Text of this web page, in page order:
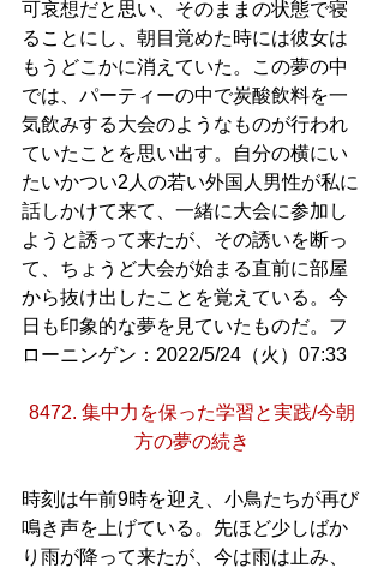
可哀想だと思い、そのままの状態で寝
ることにし、朝目覚めた時には彼女は
もうどこかに消えていた。この夢の中
では、パーティーの中で炭酸飲料を一
気飲みする大会のようなものが行われ
ていたことを思い出す。自分の横にい
たいかつい2人の若い外国人男性が私に
話しかけて来て、一緒に大会に参加し
ようと誘って来たが、その誘いを断っ
て、ちょうど大会が始まる直前に部屋
から抜け出したことを覚えている。今
日も印象的な夢を見ていたものだ。フ
ローニンゲン：2022/5/24（火）07:33
8472. 集中力を保った学習と実践/今朝
方の夢の続き
時刻は午前9時を迎え、小鳥たちが再び
鳴き声を上げている。先ほど少しばか
り雨が降って来たが、今は雨は止み、